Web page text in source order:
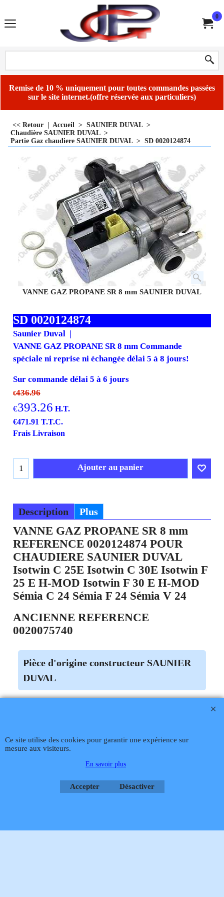
0
Remise de 10 % uniquement pour toutes commandes passées
sur le site internet.(offre réservée aux particuliers)
<< Retour Accueil > SAUNIER DUVAL>
Chaudière SAUNIER DUVAL>
Partie Gaz chaudiere SAUNIER DUVAL> SD 0020124874
VANNE GAZ PROPANE SR 8 mm SAUNIER DUVAL
SD 0020124874
Saunier Duval
VANNE GAZ PROPANE SR 8 mm Commande
spéciale ni reprise ni échangée délai 5 à 8 jours!
Sur commande délai 5 à 6 jours
€436.96
€393.26 H.T.
€471.91 T.T.C.
Frais Livraison
Ajouter au panier
Description Plus
VANNE GAZ PROPANE SR 8 mm
REFERENCE 0020124874 POUR
CHAUDIERE SAUNIER DUVAL
Isotwin C 25E Isotwin C 30E Isotwin F
25 E H-MOD Isotwin F 30 E H-MOD
Sémia C 24 Sémia F 24 Sémia V 24
ANCIENNE REFERENCE
0020075740
Pièce d'origine constructeur SAUNIER
DUVAL
0020124874 VANNE GAZ PROPANE SR 8
Rétractation
Boutique en ligne créés
Ce site utilise des cookies pour garantir une expérience sur
mesure aux visiteurs.
En savoir plus
Accepter Désactiver